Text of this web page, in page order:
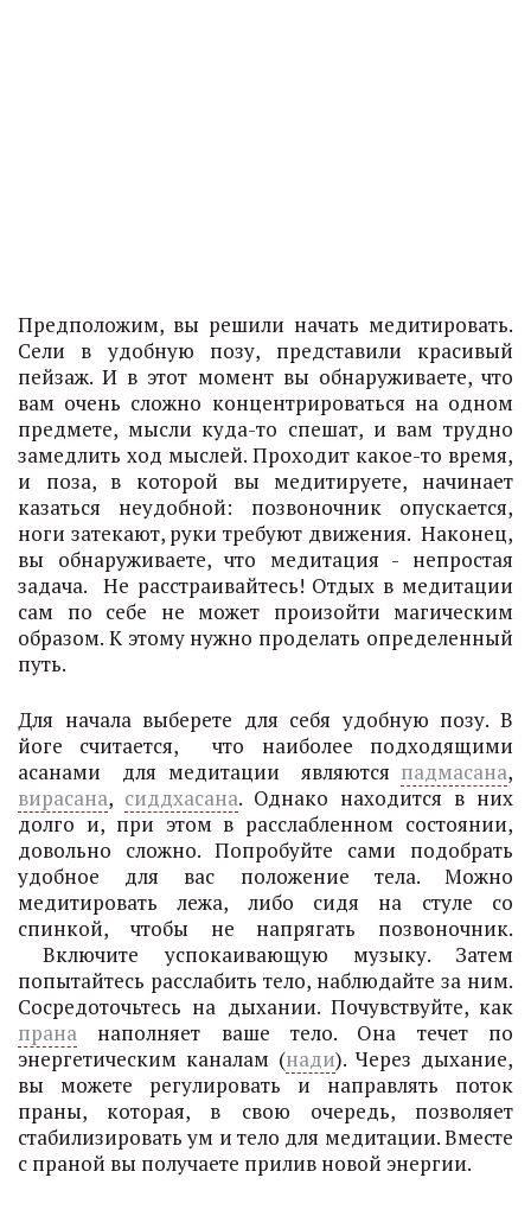
Предположим, вы решили начать медитировать.
Сели в удобную позу, представили красивый
пейзаж. И в этот момент вы обнаруживаете, что
вам очень сложно концентрироваться на одном
предмете, мысли куда-то спешат, и вам трудно
замедлить ход мыслей. Проходит какое-то время,
и поза, в которой вы медитируете, начинает
казаться неудобной: позвоночник опускается,
ноги затекают, руки требуют движения. Наконец,
вы обнаруживаете, что медитация - непростая
задача. Не расстраивайтесь! Отдых в медитации
сам по себе не может произойти магическим
образом. К этому нужно проделать определенный
путь.
Для начала выберете для себя удобную позу. В
йоге считается, что наиболее подходящими
асанами для медитации являются падмасана,
вирасана, сиддхасана. Однако находится в них
долго и, при этом в расслабленном состоянии,
довольно сложно. Попробуйте сами подобрать
удобное для вас положение тела. Можно
медитировать лежа, либо сидя на стуле со
спинкой, чтобы не напрягать позвоночник.
Включите успокаивающую музыку. Затем
попытайтесь расслабить тело, наблюдайте за ним.
Сосредоточьтесь на дыхании. Почувствуйте, как
прана наполняет ваше тело. Она течет по
энергетическим каналам (нади). Через дыхание,
вы можете регулировать и направлять поток
праны, которая, в свою очередь, позволяет
стабилизировать ум и тело для медитации. Вместе
с праной вы получаете прилив новой энергии.